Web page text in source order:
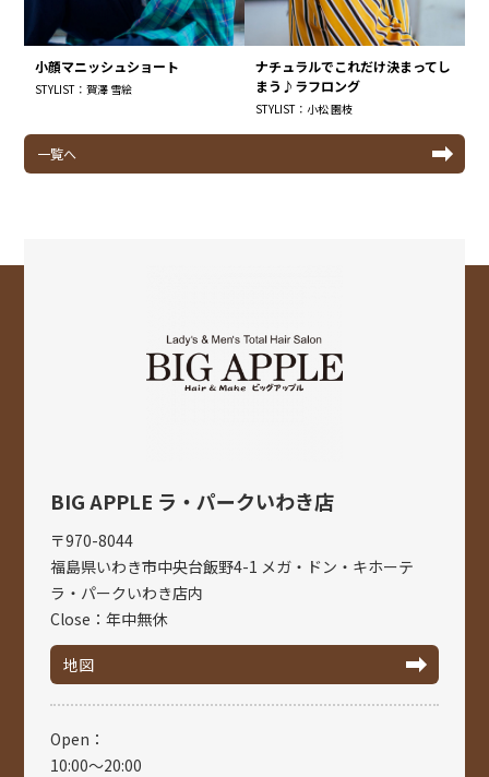
一覧へ
小顔マニッシュショート
STYLIST：賀澤 雪絵
ナチュラルでこれだけ決まってし
まう♪ラフロング
STYLIST：小松 園枝
BIG APPLE ラ・パークいわき店
〒970-8044
福島県いわき市中央台飯野4-1 メガ・ドン・キホーテ
ラ・パークいわき店内
Close：年中無休
地図
Open：
10:00～20:00